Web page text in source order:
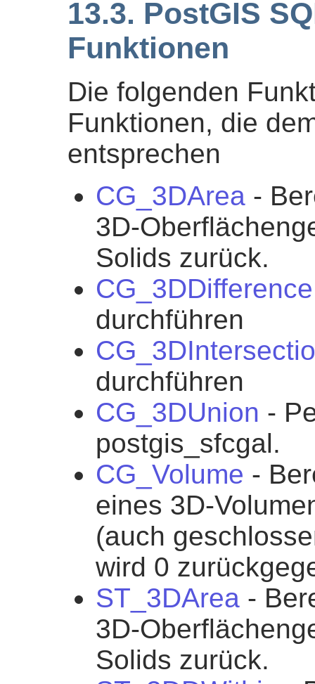
13.3. PostGIS
Funktionen
Die folgenden
Funktionen, die
entsprechen
CG_3DArea -
3D-
Solids zurück.
CG_3DDifference
durchführen
durchführen
CG_3DUnion -
postgis_sfcgal.
CG_Volume -
eines 3D-
(auch
wird 0
ST_3DArea -
3D-
Solids zurück.